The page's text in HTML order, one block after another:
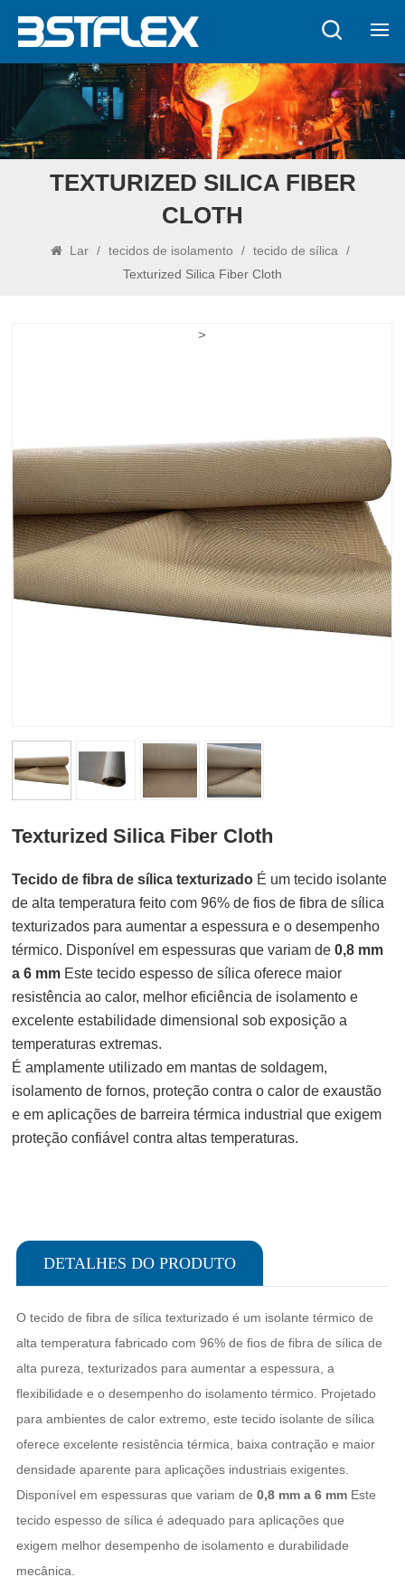
TEXTURIZED SILICA FIBER
CLOTH
Lar / tecidos de isolamento / tecido de sílica
/
Texturized Silica Fiber Cloth
>
Texturized Silica Fiber Cloth
Tecido de fibra de sílica texturizado É um tecido isolante
de alta temperatura feito com 96% de fios de fibra de sílica
texturizados para aumentar a espessura e o desempenho
térmico. Disponível em espessuras que variam de0,8 mm
a 6 mm Este tecido espesso de sílica oferece maior
resistência ao calor, melhor eficiência de isolamento e
excelente estabilidade dimensional sob exposição a
temperaturas extremas.
É amplamente utilizado em mantas de soldagem,
isolamento de fornos, proteção contra o calor de exaustão
e em aplicações de barreira térmica industrial que exigem
proteção confiável contra altas temperaturas.
DETALHES DO PRODUTO
O tecido de fibra de sílica texturizado é um isolante térmico de
alta temperatura fabricado com 96% de fios de fibra de sílica de
alta pureza, texturizados para aumentar a espessura, a
flexibilidade e o desempenho do isolamento térmico. Projetado
para ambientes de calor extremo, este tecido isolante de sílica
oferece excelente resistência térmica, baixa contração e maior
densidade aparente para aplicações industriais exigentes.
Disponível em espessuras que variam de 0,8 mm a 6 mm Este
tecido espesso de sílica é adequado para aplicações que
exigem melhor desempenho de isolamento e durabilidade
mecânica.